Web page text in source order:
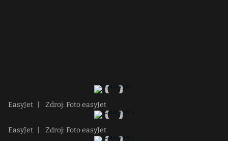
EasyJet Zdroj: Foto easyJet
EasyJet Zdroj: Foto easyJet